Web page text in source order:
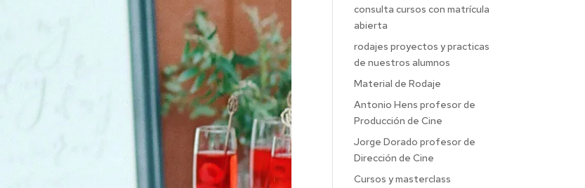
consulta cursos con matrícula
abierta
rodajes proyectos y practicas
de nuestros alumnos
Material de Rodaje
Antonio Hens profesor de
Producción de Cine
Jorge Dorado profesor de
Dirección de Cine
Cursos y masterclass